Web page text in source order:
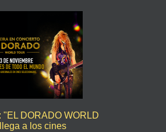
"EL DORADO WORLD
a los cines